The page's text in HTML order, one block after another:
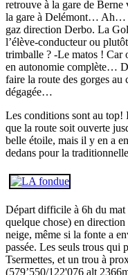
retrouve à la gare de Berne
la gare à Delémont… Ah…
gaz direction Derbo. La
l’élève-conducteur ou
trimballe ? -Le matos ! Car
en autonomie complète…
faire la route des gorges au
dégagée…
Les conditions sont au top!
que la route soit ouverte
belle étoile, mais il y en a
dedans pour la
Départ difficile à 6h du
quelque chose) en
neige, même si la fonte a
passée. Les seuls trous qui
Tsermettes, et un trou à
(579’550/122'076 alt